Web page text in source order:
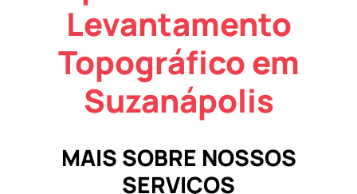
Levantamento
Topográfico em
Suzanápolis
MAIS SOBRE NOSSOS
SERVIÇOS